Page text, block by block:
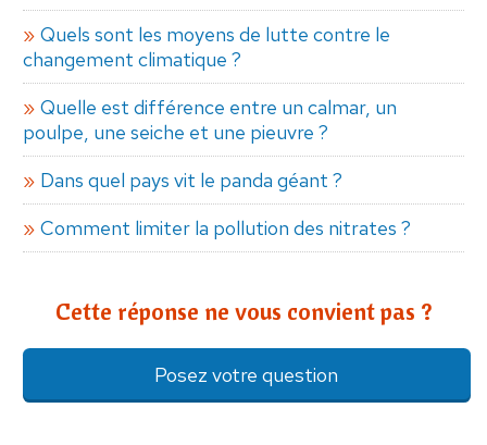
Quels sont les moyens de lutte contre le
changement climatique ?
Quelle est différence entre un calmar, un
poulpe, une seiche et une pieuvre ?
Dans quel pays vit le panda géant ?
Comment limiter la pollution des nitrates ?
Cette réponse ne vous convient pas ?
Posez votre question